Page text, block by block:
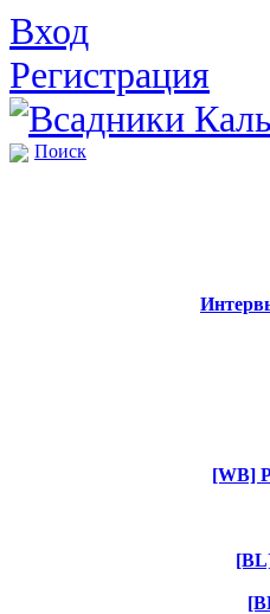
Вход
Регистрация
Поиск
[WB]